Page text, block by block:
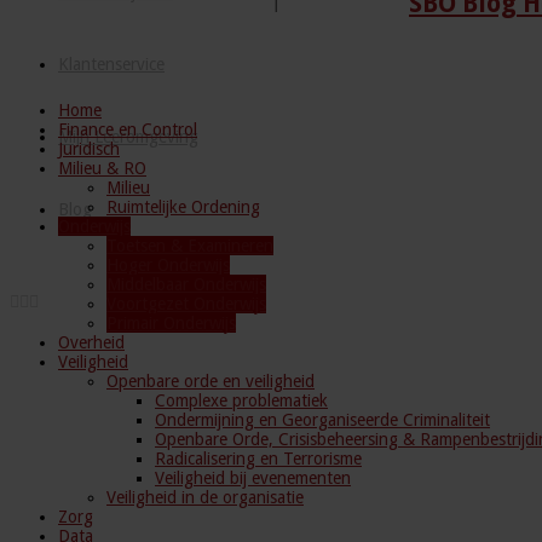
Mijn Leeromgeving
Blog
Home
Finance en Control
Juridisch
Milieu & RO
Milieu
Ruimtelijke Ordening
Overheid
Veiligheid
Openbare orde en veiligheid
Complexe problematiek
Ondermijning en Georganiseerde Criminaliteit
Openbare Orde, Crisisbeheersing &
Radicalisering en Terrorisme
Veiligheid bij evenementen
Veiligheid in de organisatie
Zorg
Data